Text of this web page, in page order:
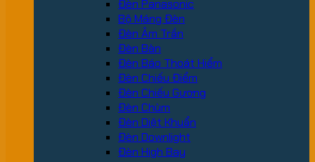
Đèn Panasonic
Bộ Máng Đèn
Đèn Âm Trần
Đèn Bàn
Đèn Báo Thoát Hiểm
Đèn Chiếu Điểm
Đèn Chiếu Gương
Đèn Chùm
Đèn Diệt Khuẩn
Đèn Downlight
Đèn High Bay